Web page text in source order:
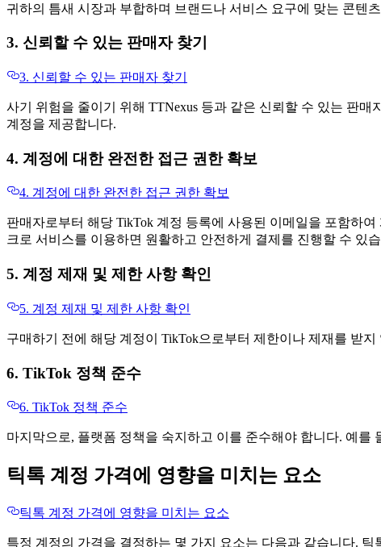
귀하의 틈새 시장과 부합하며 브랜드나 서비스 요구에 맞는 콘텐
3. 신뢰할 수 있는 판매자 찾기
3. 신뢰할 수 있는 판매자 찾기
사기 위험을 줄이기 위해 TTNexus 등과 같은 신뢰할 수 있는 판
계정을 제공합니다.
4. 계정에 대한 완전한 접근 권한 확보
4. 계정에 대한 완전한 접근 권한 확보
판매자로부터 해당 TikTok 계정 등록에 사용된 이메일을 포함하
크로 서비스를 이용하면 원활하고 안전하게 결제를 진행할 수 있
5. 계정 제재 및 제한 사항 확인
5. 계정 제재 및 제한 사항 확인
구매하기 전에 해당 계정이 TikTok으로부터 제한이나 제재를 받
6. TikTok 정책 준수
6. TikTok 정책 준수
마지막으로, 플랫폼 정책을 숙지하고 이를 준수해야 합니다. 예
틱톡 계정 가격에 영향을 미치는 요소
틱톡 계정 가격에 영향을 미치는 요소
특정 계정의 가격을 결정하는 몇 가지 요소는 다음과 같습니다.